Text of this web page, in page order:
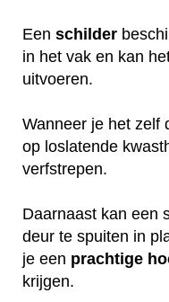
Een schilder
in het vak en kan
uitvoeren.
Wanneer je het zelf
op loslatende
verfstrepen.
Daarnaast kan een
deur te spuiten in
je een prachtige
krijgen.